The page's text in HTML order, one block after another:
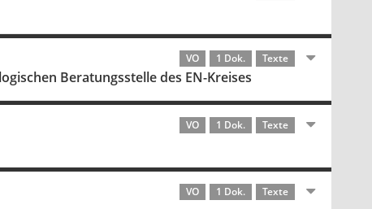
VO 1 Dok. Texte
Beratungsstelle des EN-Kreises
VO 1 Dok. Texte
VO 1 Dok. Texte